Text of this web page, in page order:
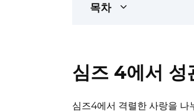
목차
심즈 4에서 성
심즈4에서 격렬한 사랑을 나